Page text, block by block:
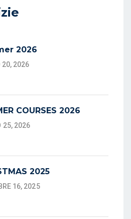
2026
20, 2026
COURSES 2026
25, 2026
2025
16, 2025